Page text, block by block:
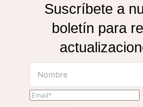
Suscríbete a
boletín para